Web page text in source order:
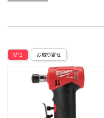
M12 お取り寄せ